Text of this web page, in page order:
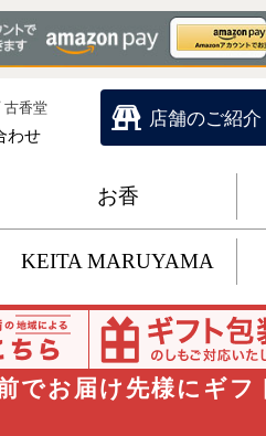
古香堂
わせ
店舗のご紹介
お香
KEITA MARUYAMA
でお届け先様にギ